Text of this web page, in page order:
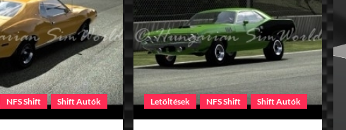
v1.0
NFS Shift Shift Autók Letöltések NFS Shift Shift Autók